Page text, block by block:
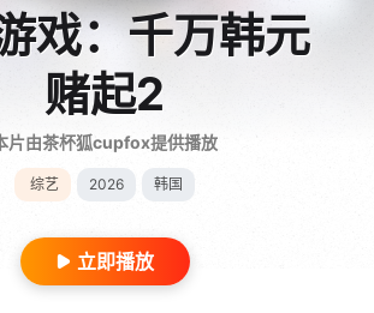
戏：千万韩元
赌起2
片由茶杯狐cupfox提供播放
综艺 2026 韩国
立即播放